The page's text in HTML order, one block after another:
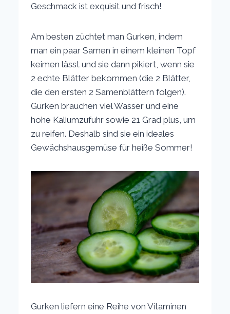
Geschmack ist exquisit und frisch!
Am besten züchtet man Gurken, indem
man ein paar Samen in einem kleinen Topf
keimen lässt und sie dann pikiert, wenn sie
2 echte Blätter bekommen (die 2 Blätter,
die den ersten 2 Samenblättern folgen).
Gurken brauchen viel Wasser und eine
hohe Kaliumzufuhr sowie 21 Grad plus, um
zu reifen. Deshalb sind sie ein ideales
Gewächshausgemüse für heiße Sommer!
Gurken liefern eine Reihe von Vitaminen